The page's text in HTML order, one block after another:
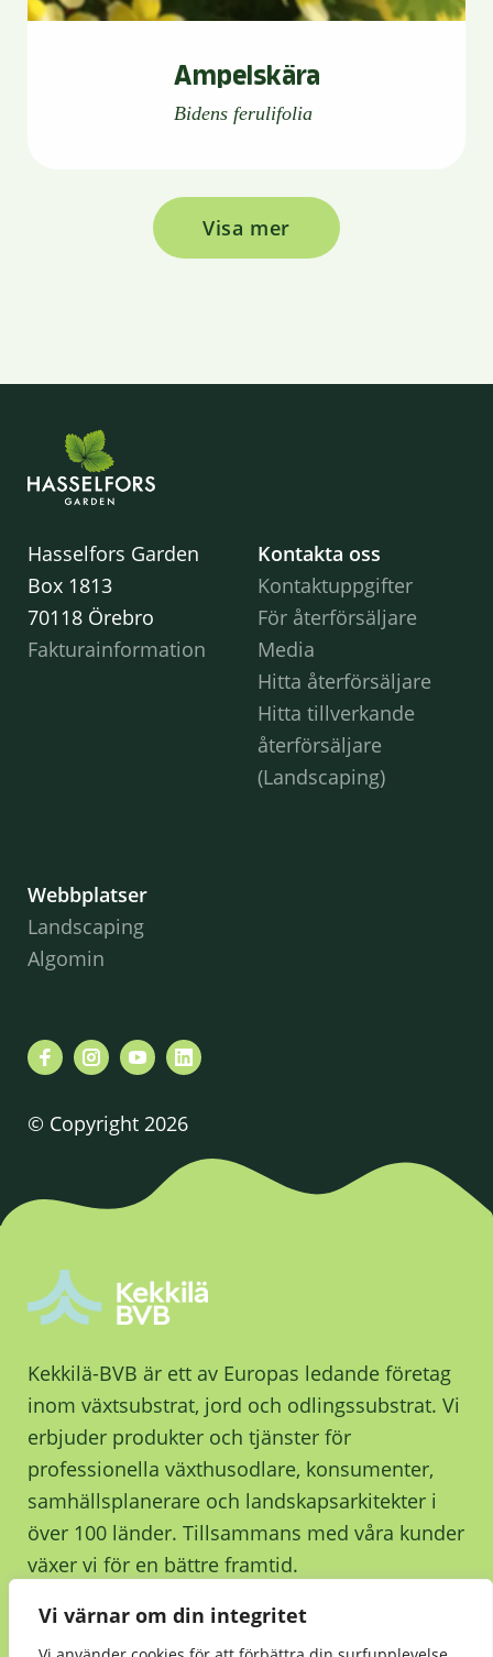
Vi värnar om din integritet
Ampelskära
Bidens ferulifolia
Visa mer
Hasselfors Garden
Box 1813
70118 Örebro
Fakturainformation
Kontakta oss
Kontaktuppgifter
För återförsäljare
Media
Hitta återförsäljare
Hitta tillverkande
återförsäljare
(Landscaping)
Webbplatser
Landscaping
Algomin
© Copyright 2026
Kekkilä-BVB är ett av Europas ledande företag
inom växtsubstrat, jord och odlingssubstrat. Vi
erbjuder produkter och tjänster för
professionella växthusodlare, konsumenter,
samhällsplanerare och landskapsarkitekter i
över 100 länder. Tillsammans med våra kunder
växer vi för en bättre framtid.